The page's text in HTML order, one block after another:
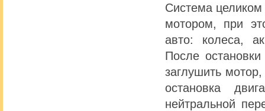
Система целиком
мотором, при
авто: колеса,
После
заглушить
остановка
нейтральной